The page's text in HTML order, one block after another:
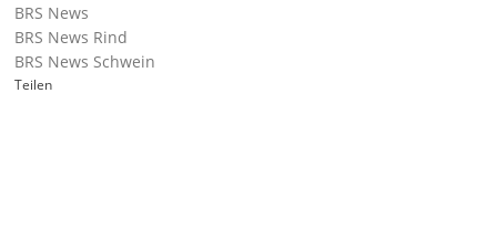
BRS News
BRS News Rind
BRS News Schwein
Teilen